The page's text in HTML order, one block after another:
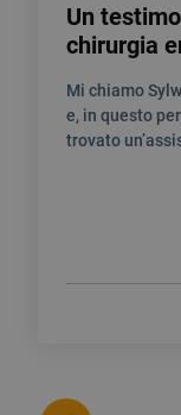
Un
chirurgia
Mi chiamo
e, in questo
trovato